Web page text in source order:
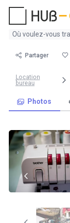
Aucun
trouvé
Postes de
Partager
Location
bureau
Photos